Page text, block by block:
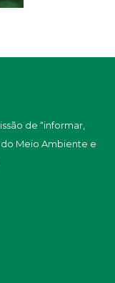
de “informar,
Meio Ambiente e